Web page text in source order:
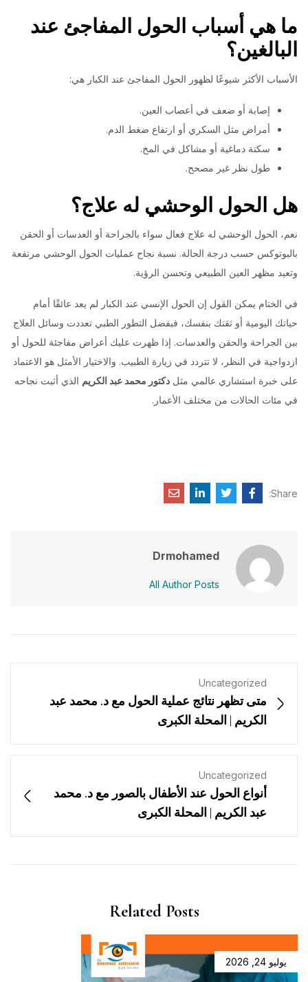
ما هي أسباب الحول المفاجئ عند
البالغين؟
الأسباب الأكثر شيوعًا لظهور الحول المفاجئ عند الكبار هي:
إصابة أو ضعف في أعصاب العين.
أمراض مثل السكري أو ارتفاع ضغط الدم.
سكتة دماغية أو مشاكل في المخ.
طول نظر غير مصحح.
هل الحول الوحشي له علاج؟
نعم، الحول الوحشي له علاج فعال سواء بالجراحة أو العدسات أو الحقن
بالبوتوكس حسب درجة الحالة. نسبة نجاح عمليات الحول الوحشي مرتفعة
وتعيد مظهر العين الطبيعي وتحسن الرؤية.
في الختام يمكن القول إن الحول الإنسي عند الكبار لم يعد عائقًا أمام
حياتك اليومية أو ثقتك بنفسك، فبفضل التطور الطبي تعددت وسائل العلاج
بين الجراحة والحقن والعدسات. إذا ظهرت عليك أعراض مفاجئة للحول أو
ازدواجية في النظر، لا تتردد في زيارة الطبيب. والاختيار الأمثل هو الاعتماد
على خبرة استشاري عالمي مثل دكتور محمد عبد الكريمالذي أثبت نجاحه
في مئات الحالات من مختلف الأعمار.
Share:
Drmohamed
All Author Posts
Uncategorized
متى تظهر نتائج عملية الحول مع د. محمد عبد
الكريم | المحلة الكبرى
Uncategorized
أنواع الحول عند الأطفال بالصور مع د. محمد
عبد الكريم | المحلة الكبرى
Related Posts
يوليو 24, 2026